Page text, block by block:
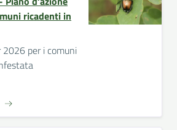
ricadenti in
2026 per i comuni